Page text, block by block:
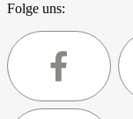
Folge uns: